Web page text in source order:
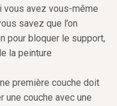
vous avez vous-même
savez que l’on
pour bloquer le support,
la peinture
première couche doit
une couche avec une